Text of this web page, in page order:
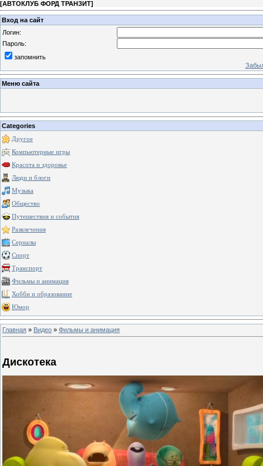
[АВТОКЛУБ ФОРД ТРАНЗИТ]
Вход на сайт
Логин:
Пароль:
запомнить
Меню сайта
Categories
Другое
Компьютерные игры
Красота и здоровье
Люди и блоги
Музыка
Общество
Путешествия и события
Развлечения
Сериалы
Спорт
Транспорт
Фильмы и анимация
Хобби и образование
Юмор
Главная » Видео » Фильмы и анимация
Дискотека